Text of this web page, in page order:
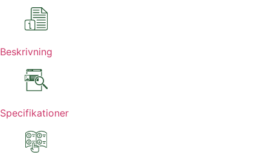
Beskrivning
Specifikationer